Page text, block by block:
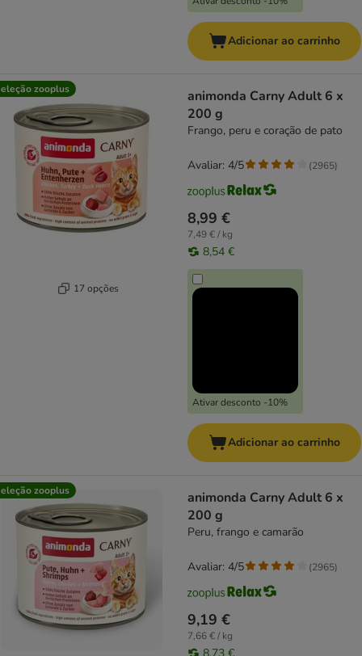
Adicionar ao carrinho
zooplus
17 opções
animonda Carny Adult 6 x
200 g
Frango, peru e coração de pato
8,99 €
7,49 € / kg
8,54 €
Ativar desconto -10%
Avaliar: 4/5 (2965)
Adicionar ao carrinho
zooplus
animonda Carny Adult 6 x
200 g
Peru, frango e camarão
9,19 €
7,66 € / kg
Avaliar: 4/5 (2965)